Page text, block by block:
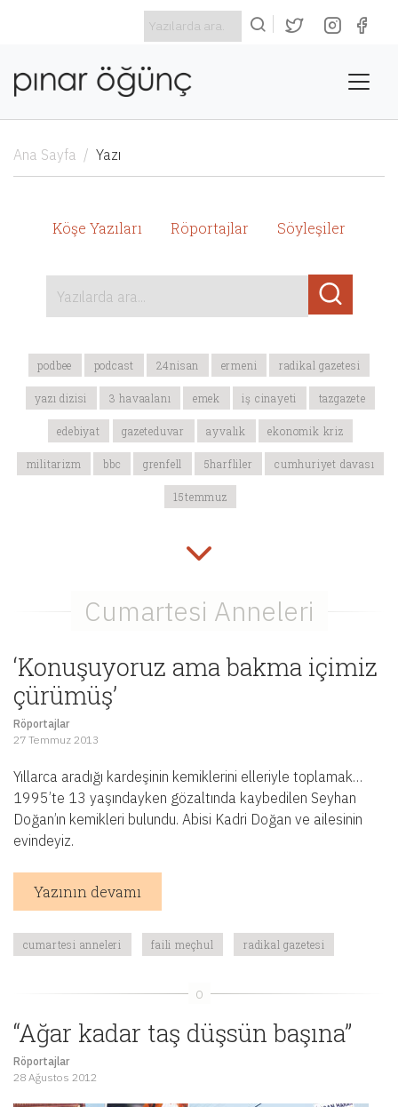
Ana Sayfa Yazı
Köşe Yazıları Röportajlar Söyleşiler
Yazılarda ara...
podbee podcast 24nisan ermeni radikal gazetesi
yazı dizisi 3 havaalanı emek iş cinayeti tazgazete
edebiyat gazeteduvar ayvalık ekonomik kriz
militarizm bbc grenfell 5harfliler cumhuriyet davası
15temmuz
‘Konuşuyoruz ama bakma içimiz
çürümüş’
Röportajlar
27 Temmuz 2013
Yıllarca aradığı kardeşinin kemiklerini elleriyle toplamak…
1995’te 13 yaşındayken gözaltında kaybedilen Seyhan
Doğan’ın kemikleri bulundu. Abisi Kadri Doğan ve ailesinin
evindeyiz.
Yazının devamı
cumartesi anneleri faili meçhul radikal gazetesi
“Ağar kadar taş düşsün başına”
Röportajlar
28 Ağustos 2012